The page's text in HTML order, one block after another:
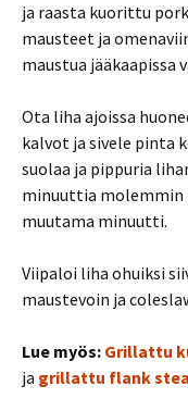
ja raasta kuorittu
mausteet ja
maustua jääkaapissa
Ota liha ajoissa
kalvot ja sivele pinta
suolaa ja pippuria
minuuttia molemmin
muutama minuutti.
Viipaloi liha ohuiksi
maustevoin ja
Lue myös: Grillattu
ja grillattu flank